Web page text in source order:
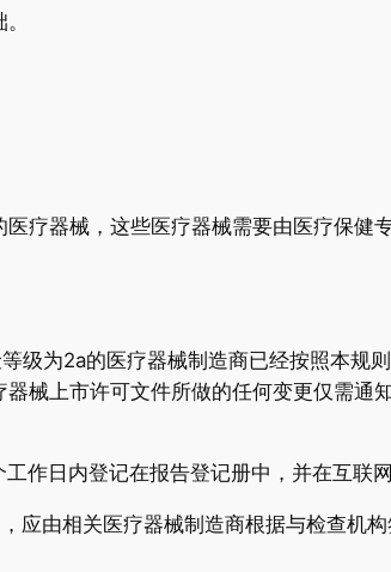
疗器械，这些医疗器械需要由医疗保健
级为2a的医疗器械制造商已经按照本规
械上市许可文件所做的任何变更仅需通
作日内登记在报告登记册中，并在互联
应由相关医疗器械制造商根据与检查机